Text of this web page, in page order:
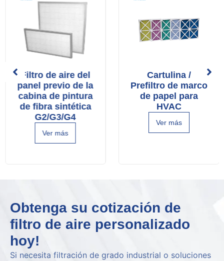
Filtro de aire del
panel previo de la
cabina de pintura
de fibra sintética
G2/G3/G4
Ver más
Cartulina /
Prefiltro de marco
de papel para
HVAC
Ver más
Obtenga su cotización de
filtro de aire personalizado
hoy!
Si necesita filtración de grado industrial o soluciones